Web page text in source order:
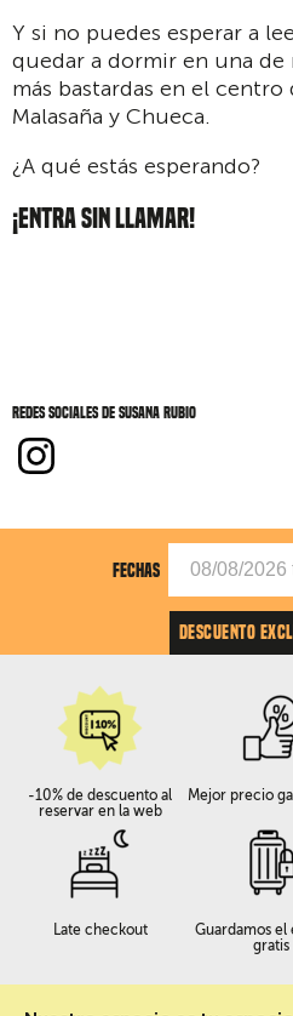
Y si no puedes esperar a
quedar a dormir en una de
más bastardas en el
Malasaña y Chueca.
¿A qué estás esperando?
¡ENTRA SIN LLAMAR!
Redes sociales de Susana Rubio
FECHAS
DESCUENTO
-10% de descuento al
reservar en la web
Mejor precio
Late checkout
Guardamos el
gratis